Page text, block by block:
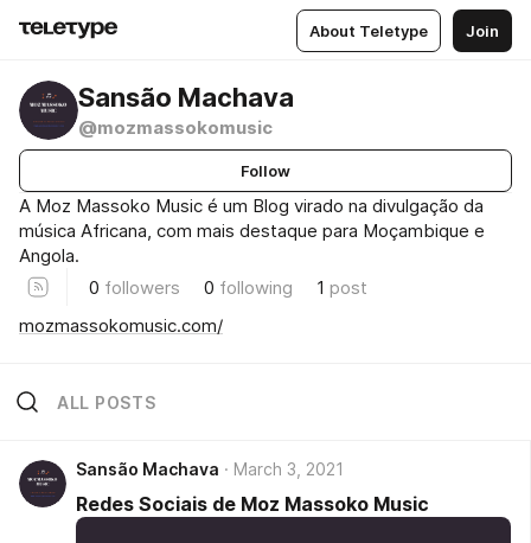
About Teletype Join
Sansão Machava
@mozmassokomusic
Follow
A Moz Massoko Music é um Blog virado na divulgação da
música Africana, com mais destaque para Moçambique e
Angola.
0 followers 0 following 1 post
mozmassokomusic.com/
ALL POSTS
Sansão Machava March 3, 2021
Redes Sociais de Moz Massoko Music